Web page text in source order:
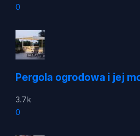
0
Pergola ogrodowa i jej
3.7k
0